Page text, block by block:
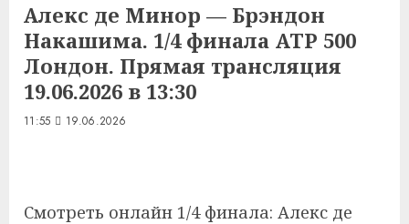
Алекс де Минор — Брэндон
Накашима. 1/4 финала ATP 500
Лондон. Прямая трансляция
19.06.2026 в 13:30
11:55 19.06.2026
Смотреть онлайн 1/4 финала: Алекс де